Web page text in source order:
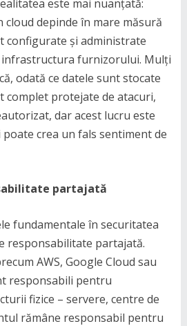
este mai nuanțată:
depinde în mare măsură
configurate și administrate
infrastructura furnizorului. Mulți
odată ce datele sunt stocate
complet protejate de atacuri,
dar acest lucru este
crea un fals sentiment de
partajată
fundamentale în securitatea
responsabilitate partajată.
AWS, Google Cloud sau
responsabili pentru
fizice – servere, centre de
rămâne responsabil pentru